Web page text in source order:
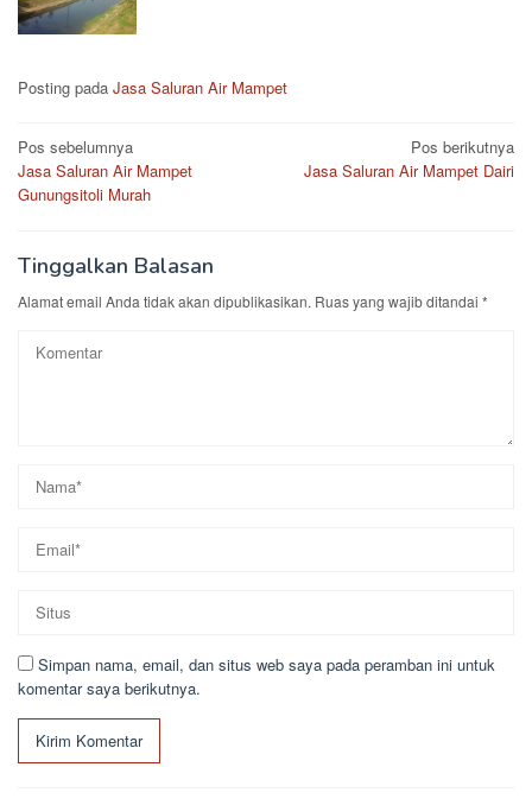
Posting pada Jasa Saluran Air Mampet
Navigasi
pos
Pos sebelumnya
Jasa Saluran Air Mampet
Gunungsitoli Murah
Pos berikutnya
Jasa Saluran Air Mampet Dairi
Tinggalkan Balasan
Alamat email Anda tidak akan dipublikasikan. Ruas yang wajib ditandai *
Simpan nama, email, dan situs web saya pada peramban ini untuk
komentar saya berikutnya.